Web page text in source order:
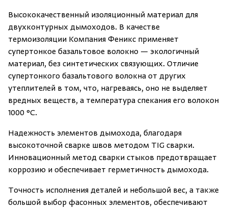
Высококачественный изоляционный материал для
двухконтурных дымоходов. В качестве
термоизоляции Компания Феникс применяет
супертонкое базальтовое волокно — экологичный
материал, без синтетических связующих. Отличие
супертонкого базальтового волокна от других
утеплителей в том, что, нагреваясь, оно не выделяет
вредных веществ, а температура спекания его волокон
1000 °C.
Надежность элементов дымохода, благодаря
высокоточной сварке швов методом TIG сварки.
Инновационный метод сварки стыков предотвращает
коррозию и обеспечивает герметичность дымохода.
Точность исполнения деталей и небольшой вес, а также
большой выбор фасонных элементов, обеспечивают